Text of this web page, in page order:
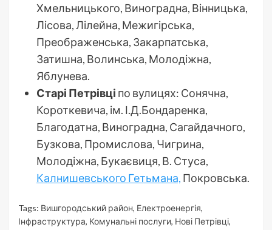
Хмельницького, Виноградна, Вінницька,
Лісова, Лілейна, Межигірська,
Преображенська, Закарпатська,
Затишна, Волинська, Молодіжна,
Яблунева.
Старі Петрівці по вулицях: Сонячна,
Короткевича, ім. І.Д.Бондаренка,
Благодатна, Виноградна, Сагайдачного,
Бузкова, Промислова, Чигрина,
Молодіжна, Букаєвиця, В. Стуса,
Калнишевського Гетьмана, Покровська.
Tags: Вишгородський район, Електроенергія,
Інфраструктура, Комунальні послуги, Нові Петрівці,